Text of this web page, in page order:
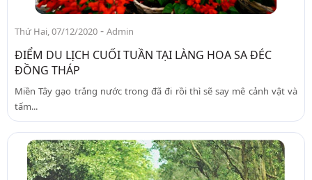
Thứ Hai, 07/12/2020 - Admin
ĐIỂM DU LỊCH CUỐI TUẦN TẠI LÀNG HOA SA ĐÉC
ĐỒNG THÁP
Miền Tây gạo trắng nước trong đã đi rồi thì sẽ say mê cảnh vật và
tấm...